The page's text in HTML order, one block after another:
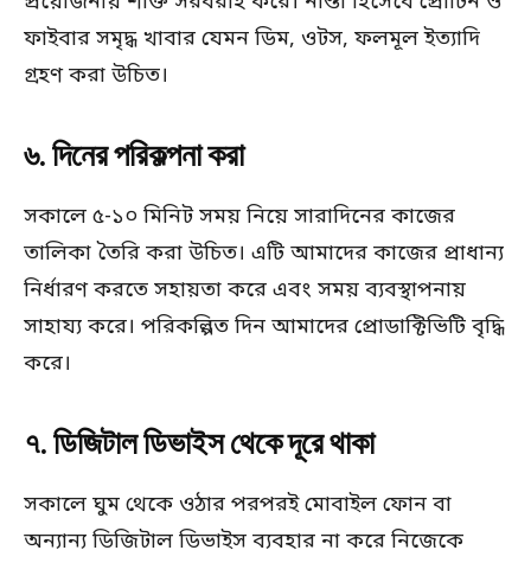
ফাইবার সমৃদ্ধ খাবার যেমন ডিম, ওটস, ফলমূল ইত্যাদি
গ্রহণ করা উচিত।
৬. দিনের পরিকল্পনা করা
সকালে ৫-১০ মিনিট সময় নিয়ে সারাদিনের কাজের
তালিকা তৈরি করা উচিত। এটি আমাদের কাজের প্রাধান্য
নির্ধারণ করতে সহায়তা করে এবং সময় ব্যবস্থাপনায়
সাহায্য করে। পরিকল্পিত দিন আমাদের প্রোডাক্টিভিটি বৃদ্ধি
করে।​
৭. ডিজিটাল ডিভাইস থেকে দূরে থাকা
সকালে ঘুম থেকে ওঠার পরপরই মোবাইল ফোন বা
অন্যান্য ডিজিটাল ডিভাইস ব্যবহার না করে নিজেকে